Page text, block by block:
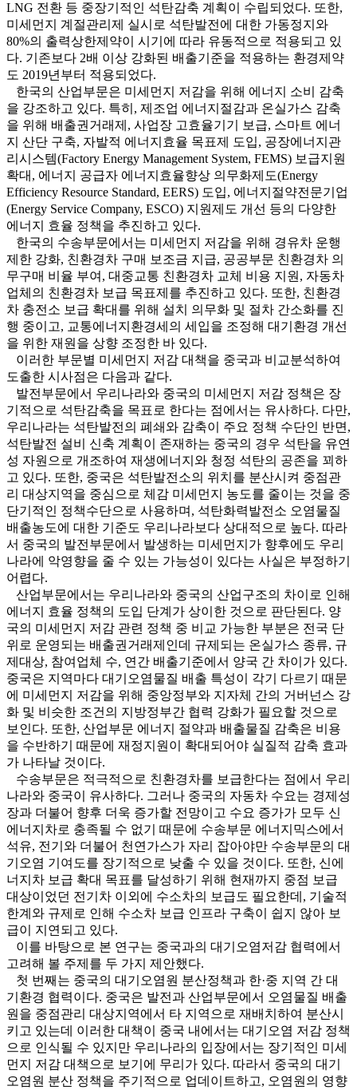
LNG 전환 등 중장기적인 석탄감축 계획이 수립되었다. 또한,
미세먼지 계절관리제 실시로 석탄발전에 대한 가동정지와
80%의 출력상한제약이 시기에 따라 유동적으로 적용되고 있
다. 기존보다 2배 이상 강화된 배출기준을 적용하는 환경제약
도 2019년부터 적용되었다.
한국의 산업부문은 미세먼지 저감을 위해 에너지 소비 감축
을 강조하고 있다. 특히, 제조업 에너지절감과 온실가스 감축
을 위해 배출권거래제, 사업장 고효율기기 보급, 스마트 에너
지 산단 구축, 자발적 에너지효율 목표제 도입, 공장에너지관
리시스템(Factory Energy Management System, FEMS) 보급지원
확대, 에너지 공급자 에너지효율향상 의무화제도(Energy
Efficiency Resource Standard, EERS) 도입, 에너지절약전문기업
(Energy Service Company, ESCO) 지원제도 개선 등의 다양한
에너지 효율 정책을 추진하고 있다.
한국의 수송부문에서는 미세먼지 저감을 위해 경유차 운행
제한 강화, 친환경차 구매 보조금 지급, 공공부문 친환경차 의
무구매 비율 부여, 대중교통 친환경차 교체 비용 지원, 자동차
업체의 친환경차 보급 목표제를 추진하고 있다. 또한, 친환경
차 충전소 보급 확대를 위해 설치 의무화 및 절차 간소화를 진
행 중이고, 교통에너지환경세의 세입을 조정해 대기환경 개선
을 위한 재원을 상향 조정한 바 있다.
이러한 부문별 미세먼지 저감 대책을 중국과 비교분석하여
도출한 시사점은 다음과 같다.
발전부문에서 우리나라와 중국의 미세먼지 저감 정책은 장
기적으로 석탄감축을 목표로 한다는 점에서는 유사하다. 다만,
우리나라는 석탄발전의 폐쇄와 감축이 주요 정책 수단인 반면,
석탄발전 설비 신축 계획이 존재하는 중국의 경우 석탄을 유연
성 자원으로 개조하여 재생에너지와 청정 석탄의 공존을 꾀하
고 있다. 또한, 중국은 석탄발전소의 위치를 분산시켜 중점관
리 대상지역을 중심으로 체감 미세먼지 농도를 줄이는 것을 중
단기적인 정책수단으로 사용하며, 석탄화력발전소 오염물질
배출농도에 대한 기준도 우리나라보다 상대적으로 높다. 따라
서 중국의 발전부문에서 발생하는 미세먼지가 향후에도 우리
나라에 악영향을 줄 수 있는 가능성이 있다는 사실은 부정하기
어렵다.
산업부문에서는 우리나라와 중국의 산업구조의 차이로 인해
에너지 효율 정책의 도입 단계가 상이한 것으로 판단된다. 양
국의 미세먼지 저감 관련 정책 중 비교 가능한 부분은 전국 단
위로 운영되는 배출권거래제인데 규제되는 온실가스 종류, 규
제대상, 참여업체 수, 연간 배출기준에서 양국 간 차이가 있다.
중국은 지역마다 대기오염물질 배출 특성이 각기 다르기 때문
에 미세먼지 저감을 위해 중앙정부와 지자체 간의 거버넌스 강
화 및 비슷한 조건의 지방정부간 협력 강화가 필요할 것으로
보인다. 또한, 산업부문 에너지 절약과 배출물질 감축은 비용
을 수반하기 때문에 재정지원이 확대되어야 실질적 감축 효과
가 나타날 것이다.
수송부문은 적극적으로 친환경차를 보급한다는 점에서 우리
나라와 중국이 유사하다. 그러나 중국의 자동차 수요는 경제성
장과 더불어 향후 더욱 증가할 전망이고 수요 증가가 모두 신
에너지차로 충족될 수 없기 때문에 수송부문 에너지믹스에서
석유, 전기와 더불어 천연가스가 자리 잡아야만 수송부문의 대
기오염 기여도를 장기적으로 낮출 수 있을 것이다. 또한, 신에
너지차 보급 확대 목표를 달성하기 위해 현재까지 중점 보급
대상이었던 전기차 이외에 수소차의 보급도 필요한데, 기술적
한계와 규제로 인해 수소차 보급 인프라 구축이 쉽지 않아 보
급이 지연되고 있다.
이를 바탕으로 본 연구는 중국과의 대기오염저감 협력에서
고려해 볼 주제를 두 가지 제안했다.
첫 번째는 중국의 대기오염원 분산정책과 한·중 지역 간 대
기환경 협력이다. 중국은 발전과 산업부문에서 오염물질 배출
원을 중점관리 대상지역에서 타 지역으로 재배치하여 분산시
키고 있는데 이러한 대책이 중국 내에서는 대기오염 저감 정책
으로 인식될 수 있지만 우리나라의 입장에서는 장기적인 미세
먼지 저감 대책으로 보기에 무리가 있다. 따라서 중국의 대기
오염원 분산 정책을 주기적으로 업데이트하고, 오염원의 영향